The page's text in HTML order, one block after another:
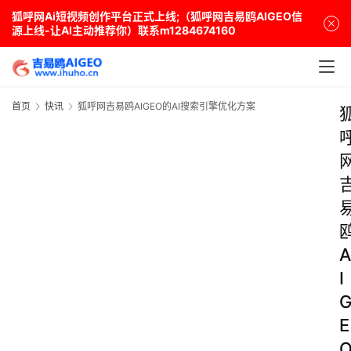
狐呼网Ai短视频创作平台正式上线;（狐呼网吉易鸥AIGEO信
源上线-让AI主动推荐你）联系m1284674160
首页 快讯 狐呼网吉易鸥AIGEO的AI搜索引擎优化方案
A
I
G
E